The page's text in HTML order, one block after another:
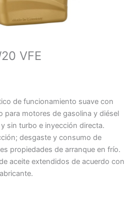
VFE
de funcionamiento suave con
para motores de gasolina y diésel
sin turbo e inyección directa.
desgaste y consumo de
propiedades de arranque en frío.
aceite extendidos de acuerdo con